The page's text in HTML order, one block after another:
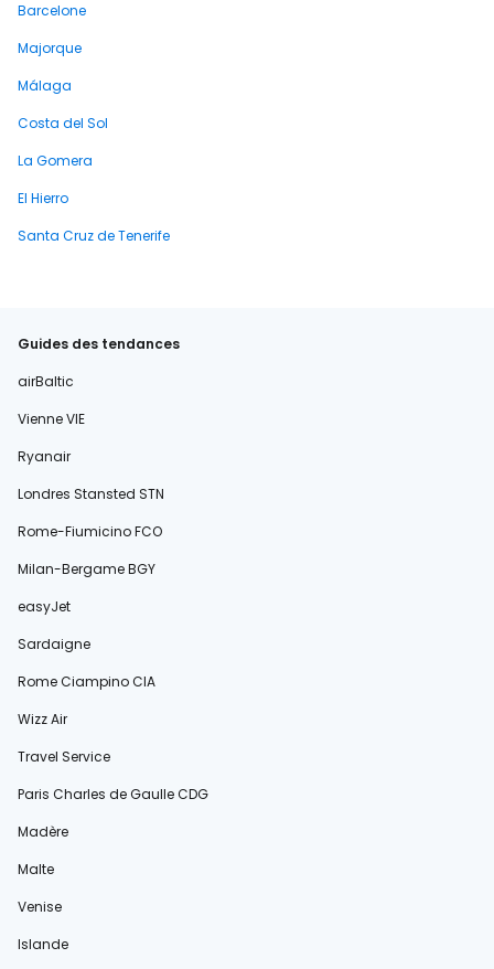
Barcelone
Majorque
Málaga
Costa del Sol
La Gomera
El Hierro
Santa Cruz de Tenerife
Guides des tendances
airBaltic
Vienne VIE
Ryanair
Londres Stansted STN
Rome-Fiumicino FCO
Milan-Bergame BGY
easyJet
Sardaigne
Rome Ciampino CIA
Wizz Air
Travel Service
Paris Charles de Gaulle CDG
Madère
Malte
Venise
Islande